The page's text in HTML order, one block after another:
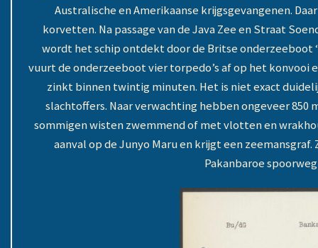
Australische en Amerikaanse krijgsgevangenen.
korvetten. Na passage van de Java Zee en Straat
wordt het schip ontdekt door de Britse onderzeeboot
vuurt de onderzeeboot vier torpedo’s af op het konvooi
zinkt binnen twintig minuten. Het is niet exact
slachtoffers. Naar verwachting hebben ongeveer
sommigen wisten zwemmend of met vlotten en
aanval op de Junyo Maru en krijgt een
Pakanbaroe